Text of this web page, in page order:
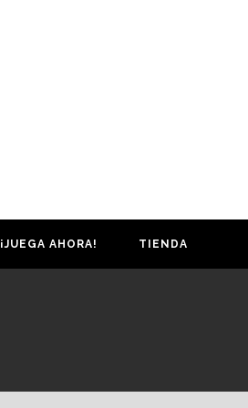
¡JUEGA AHORA! TIENDA